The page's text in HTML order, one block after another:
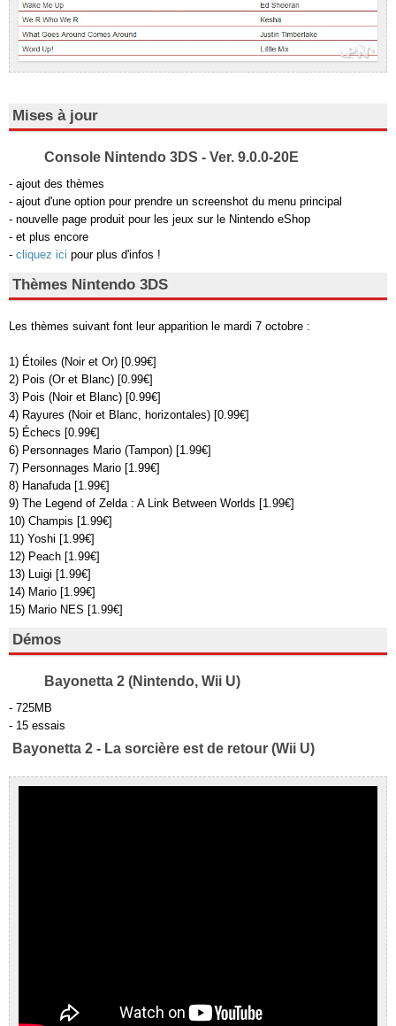
Mises à jour
Console Nintendo 3DS - Ver. 9.0.0-20E
- ajout des thèmes
- ajout d'une option pour prendre un screenshot du menu principal
- nouvelle page produit pour les jeux sur le Nintendo eShop
- et plus encore
- cliquez ici pour plus d'infos !
Thèmes Nintendo 3DS
Les thèmes suivant font leur apparition le mardi 7 octobre :
1) Étoiles (Noir et Or) [0.99€]
2) Pois (Or et Blanc) [0.99€]
3) Pois (Noir et Blanc) [0.99€]
4) Rayures (Noir et Blanc, horizontales) [0.99€]
5) Échecs [0.99€]
6) Personnages Mario (Tampon) [1.99€]
7) Personnages Mario [1.99€]
8) Hanafuda [1.99€]
9) The Legend of Zelda : A Link Between Worlds [1.99€]
10) Champis [1.99€]
11) Yoshi [1.99€]
12) Peach [1.99€]
13) Luigi [1.99€]
14) Mario [1.99€]
15) Mario NES [1.99€]
Démos
Bayonetta 2 (Nintendo, Wii U)
- 725MB
- 15 essais
Bayonetta 2 - La sorcière est de retour (Wii U)